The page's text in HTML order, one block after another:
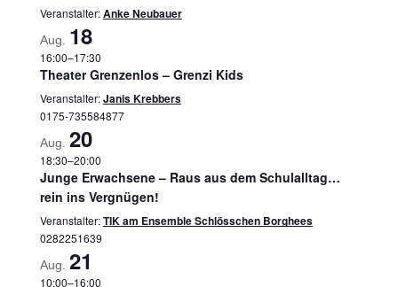
Veranstalter:Anke Neubauer
Aug. 18
16:00–17:30
Theater Grenzenlos – Grenzi Kids
Veranstalter:Janis Krebbers
0175-735584877
Aug. 20
18:30–20:00
Junge Erwachsene – Raus aus dem Schulalltag…
rein ins Vergnügen!
Veranstalter:TIK am Ensemble Schlösschen Borghees
0282251639
Aug. 21
10:00–16:00